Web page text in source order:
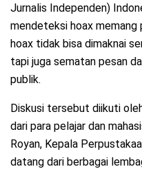
Jurnalis Independen)
mendeteksi hoax
hoax tidak bisa dimaknai
tapi juga sematan pesan
publik.
Diskusi tersebut diikuti
dari para pelajar dan
Royan, Kepala
datang dari berbagai